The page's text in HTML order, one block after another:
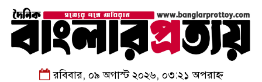
রবিবার, ০৯ অগাস্ট ২০২৬, ০৩:২১ অপরাহ্ন